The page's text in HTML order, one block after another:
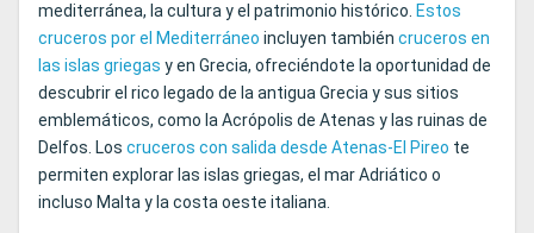
mediterránea, la cultura y el patrimonio histórico. Estos
cruceros por el Mediterráneo incluyen también cruceros en
las islas griegas y en Grecia, ofreciéndote la oportunidad de
descubrir el rico legado de la antigua Grecia y sus sitios
emblemáticos, como la Acrópolis de Atenas y las ruinas de
Delfos. Los cruceros con salida desde Atenas‑El Pireo te
permiten explorar las islas griegas, el mar Adriático o
incluso Malta y la costa oeste italiana.